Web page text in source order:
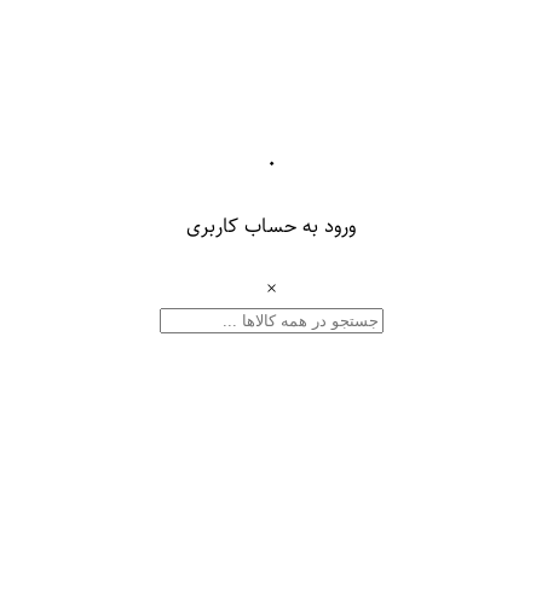
۰
ورود به حساب کاربری
×